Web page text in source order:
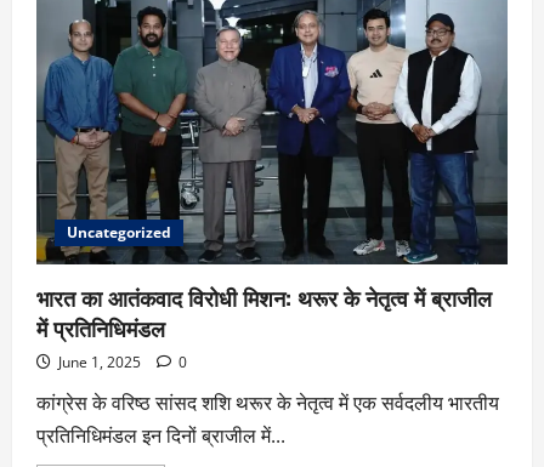
Uncategorized
भारत का आतंकवाद विरोधी मिशन: थरूर के नेतृत्व में ब्राजील
में प्रतिनिधिमंडल
June 1, 2025 0
कांग्रेस के वरिष्ठ सांसद शशि थरूर के नेतृत्व में एक सर्वदलीय भारतीय
प्रतिनिधिमंडल इन दिनों ब्राजील में...